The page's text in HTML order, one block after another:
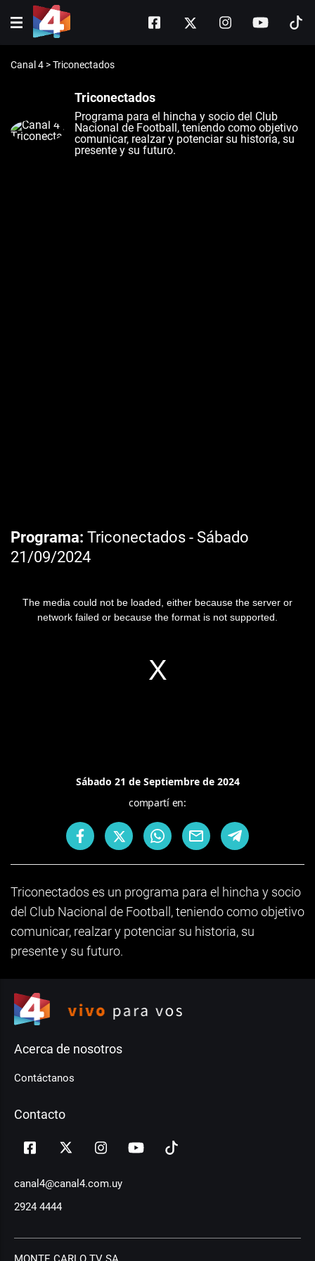
Canal 4 >Triconectados
Triconectados
Programa para el hincha y socio del Club
Nacional de Football, teniendo como objetivo
comunicar, realzar y potenciar su historia, su
presente y su futuro.
Programa Triconectados - Sábado
21/09/2024
The media could not be loaded, either because the server or
network failed or because the format is not supported.
Sábado 21 de Septiembre de 2024
compartí en:
Triconectados es un programa para el hincha y socio
del Club Nacional de Football, teniendo como objetivo
comunicar, realzar y potenciar su historia, su
presente y su futuro.
Acerca de nosotros
Contáctanos
Contacto
canal4@canal4.com.uy
2924 4444